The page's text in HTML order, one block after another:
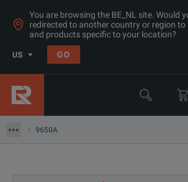
You are browsing the BE_NL site. Would
redirected to another country or region to
and products specific to your location?
US GO
9650A
Multimeters, Data Acquisition, Counters & Function
Word-Pattern-Arb Generators